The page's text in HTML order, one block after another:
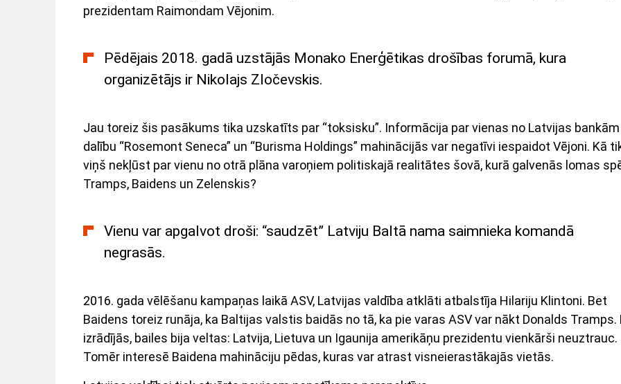
prezidentam Raimondam Vējonim.
Pēdējais 2018. gadā uzstājās Monako Enerģētikas drošības forumā, kura
organizētājs ir Nikolajs Zločevskis.
Jau toreiz šis pasākums tika uzskatīts par “toksisku”. Informācija par vienas no Latvijas bankām
dalību “Rosemont Seneca” un “Burisma Holdings” mahinācijās var negatīvi iespaidot Vējoni. Kā
viņš nekļūst par vienu no otrā plāna varoņiem politiskajā realitātes šovā, kurā galvenās lomas
Tramps, Baidens un Zelenskis?
Vienu var apgalvot droši: “saudzēt” Latviju Baltā nama saimnieka komandā
negrasās.
2016. gada vēlēšanu kampaņas laikā ASV, Latvijas valdība atklāti atbalstīja Hilariju Klintoni. Bet
Baidens toreiz runāja, ka Baltijas valstis baidās no tā, ka pie varas ASV var nākt Donalds Tramps.
izrādījās, bailes bija veltas: Latvija, Lietuva un Igaunija amerikāņu prezidentu vienkārši neuztrauc.
Tomēr interesē Baidena mahināciju pēdas, kuras var atrast visneierastākajās vietās.